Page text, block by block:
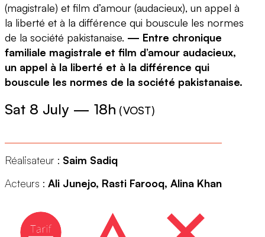
(magistrale) et film d’amour (audacieux), un appel à
la liberté et à la différence qui bouscule les normes
de la société pakistanaise. — Entre chronique
familiale magistrale et film d’amour audacieux,
un appel à la liberté et à la différence qui
bouscule les normes de la société pakistanaise.
Sat 8 July— 18h (VOST)
Réalisateur : Saim Sadiq
Acteurs : Ali Junejo, Rasti Farooq, Alina Khan